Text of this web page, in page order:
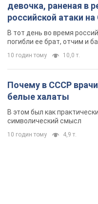
девочка, раненая в
российской атаки
область. Фото
В тот день во время
погибли ее брат, отчим и
10 годин тому 10,0 т.
Почему в СССР
белые халаты
В этом был как
символический смысл
10 годин тому 4,9 т.